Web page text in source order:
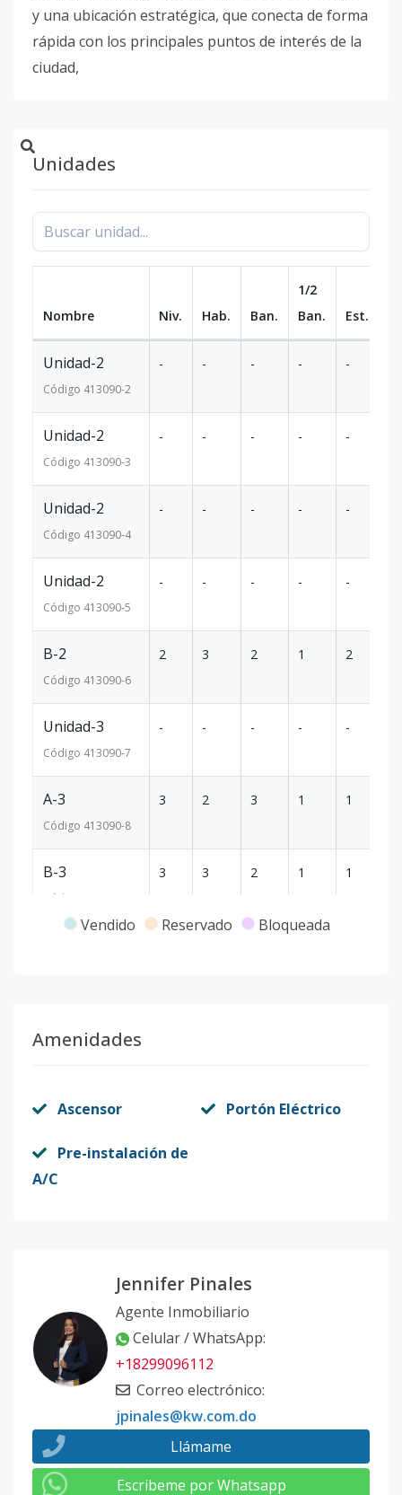
y una ubicación estratégica, que conecta de forma
rápida con los principales puntos de interés de la
ciudad,
Unidades
Nombre Niv. Hab. Ban.
1/2
Ban.
Est.
Unidad-2
Código 413090-2
- - - - -
Unidad-2
Código 413090-3
- - - - -
Unidad-2
Código 413090-4
- - - - -
Unidad-2
Código 413090-5
- - - - -
B-2
Código 413090-6
2 3 2 1 2
Unidad-3
Código 413090-7
- - - - -
A-3
Código 413090-8
3 2 3 1 1
B-3
Código
3 3 2 1 1
Código 413090-11
Código413090
A-2
Código
2
Vendido Reservado Bloqueada
Amenidades
Ascensor Portón Eléctrico
Pre-instalación de
A/C
Jennifer Pinales
Agente Inmobiliario
Celular / WhatsApp:
+18299096112
Correo electrónico:
jpinales@kw.com.do
Llámame
Escribeme por Whatsapp